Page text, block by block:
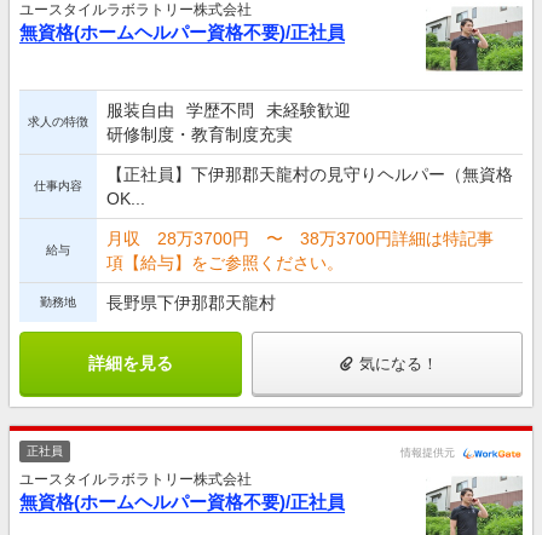
ユースタイルラボラトリー株式会社
無資格(ホームヘルパー資格不要)/正社員
求人の特徴
服装自由 学歴不問
未経験歓迎
研修制度・教育制度充実
仕事内容
【正社員】下伊那郡天龍村の見守りヘルパー（無資格
OK...
給与
月収 28万3700円 〜 38万3700円詳細は特記事
項【給与】をご参照ください。
勤務地 長野県下伊那郡天龍村
詳細を見る 気になる！
正社員 情報提供元
ユースタイルラボラトリー株式会社
無資格(ホームヘルパー資格不要)/正社員